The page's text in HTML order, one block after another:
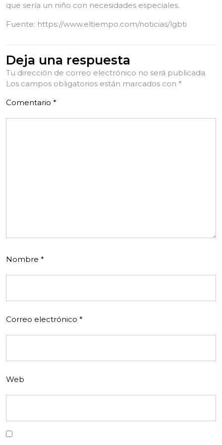
que sería un niño con necesidades especiales.
Fuente: https://www.eltiempo.com/noticias/lgbti
Deja una respuesta
Tu dirección de correo electrónico no será publicada.
Los campos obligatorios están marcados con *
Comentario *
Nombre *
Correo electrónico *
Web